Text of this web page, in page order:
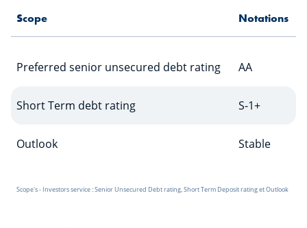
Scope's - Investors service : Senior Unsecured Debt rating, Short Term Deposit rating et Outlook
Scope Notations
Preferred senior unsecured debt rating AA
Short Term debt rating S-1+
Outlook Stable